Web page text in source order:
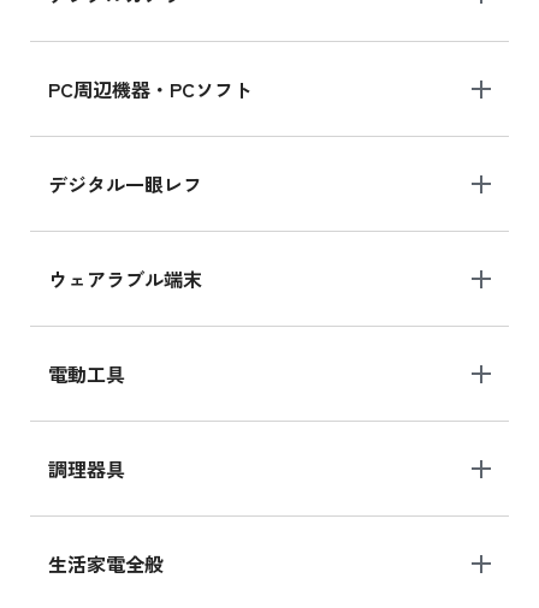
PC周辺機器・PCソフト
デジタル一眼レフ
ウェアラブル端末
電動工具
調理器具
生活家電全般